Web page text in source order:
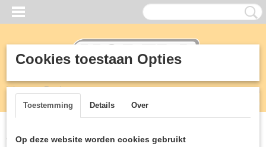
Inloggen Registreren
(0)
Home >Kranen>T&S TenS> EU-1DF12 T&S Kraan
Cookies toestaan Opties
Toestemming Details Over
Op deze website worden cookies gebruikt